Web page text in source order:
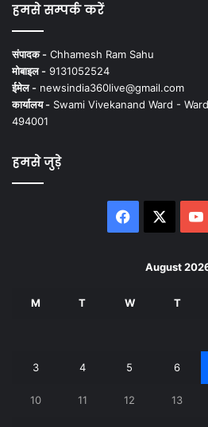
हमसे सम्पर्क करें
संपादक - Chhamesh Ram Sahu
मोबाइल - 9131052524
ईमेल - newsindia360live@gmail.com
कार्यालय - Swami Vivekanand Ward -
494001
हमसे जुड़े
Facebook
August
M T W T
3 4 5 6
10 11 12 13